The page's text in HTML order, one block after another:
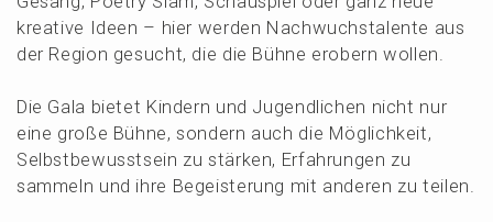
kreati­ve Ideen – hier werden Nachwuchs­ta­len­te aus
der Region gesucht, die die Bühne erobern wollen.
Die Gala bietet Kindern und Jugend­li­chen nicht nur
eine große Bühne, sondern auch die Möglich­keit,
Selbst­be­wusst­sein zu stärken, Erfah­run­gen zu
sammeln und ihre Begeis­te­rung mit anderen zu teilen.